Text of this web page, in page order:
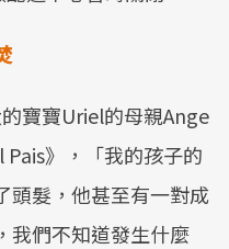
寶寶Uriel的母親Ange
》，「我的孩子的
頭髮，他甚至有一對成
我們不知道發生什麼